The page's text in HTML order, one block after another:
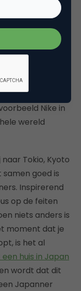
van Adidas in
sporters
Adidas werken
Nike in
wereld
Tokio, Kyoto
samen goed is
Inspirerend
op de feiten
niets anders is
moment dat je
is het al
huis in Japan
wordt dat dit
Japanner